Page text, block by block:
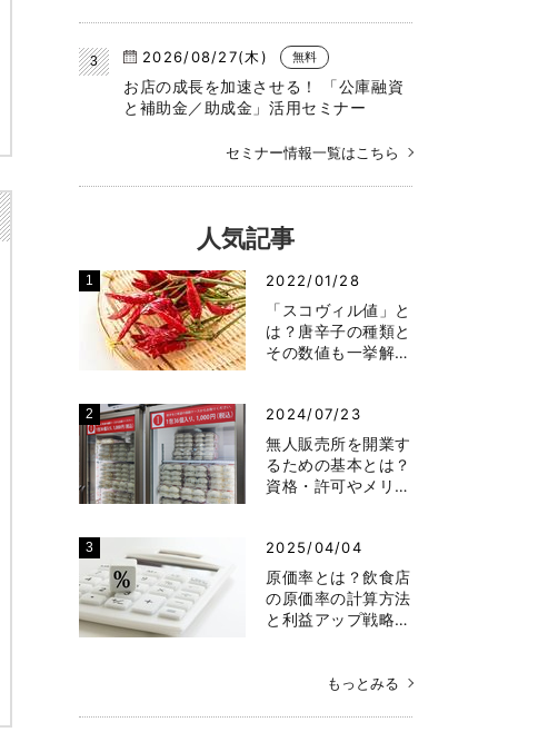
2026/08/27(木) 無料
お店の成長を加速させる！ 「公庫融資
と補助金／助成金」活用セミナー
セミナー情報一覧はこちら
人気記事
2022/01/28
「スコヴィル値」と
は？唐辛子の種類と
その数値も一挙解…
2024/07/23
無人販売所を開業す
るための基本とは？
資格・許可やメリ…
2025/04/04
原価率とは？飲食店
の原価率の計算方法
と利益アップ戦略…
もっとみる